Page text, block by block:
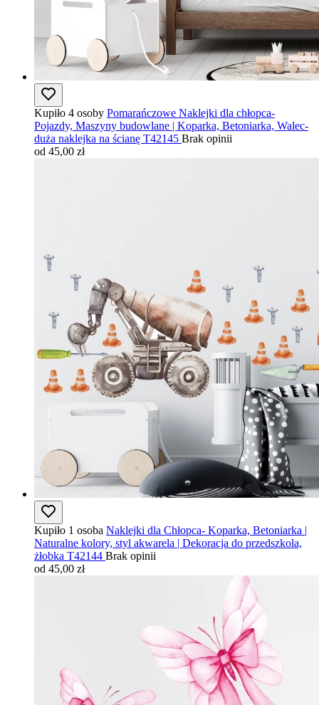
Kupiło 4 osoby Pomarańczowe Naklejki dla chłopca-
Pojazdy, Maszyny budowlane | Koparka, Betoniarka, Walec-
duża naklejka na ścianę T42145 Brak opinii
od 45,00 zł
Kupiło 1 osoba Naklejki dla Chłopca- Koparka, Betoniarka |
Naturalne kolory, styl akwarela | Dekoracja do przedszkola,
żłobka T42144 Brak opinii
od 45,00 zł